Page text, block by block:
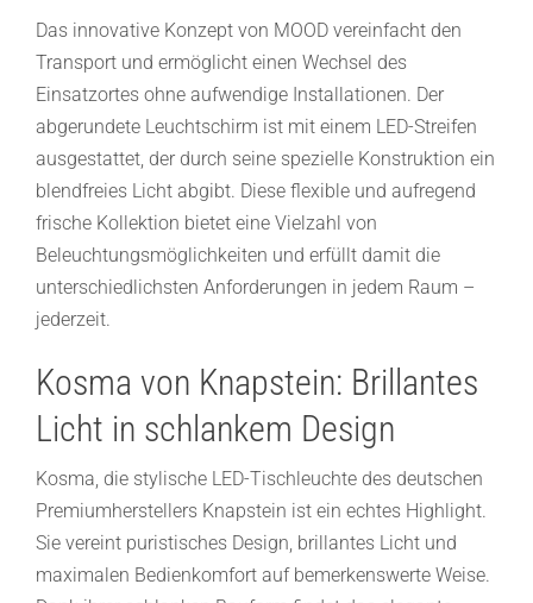
Das innovative Konzept von MOOD vereinfacht den
Transport und ermöglicht einen Wechsel des
Einsatzortes ohne aufwendige Installationen. Der
abgerundete Leuchtschirm ist mit einem LED-Streifen
ausgestattet, der durch seine spezielle Konstruktion ein
blendfreies Licht abgibt. Diese flexible und aufregend
frische Kollektion bietet eine Vielzahl von
Beleuchtungsmöglichkeiten und erfüllt damit die
unterschiedlichsten Anforderungen in jedem Raum –
jederzeit.
Kosma von Knapstein: Brillantes
Licht in schlankem Design
Kosma, die stylische LED-Tischleuchte des deutschen
Premiumherstellers Knapstein ist ein echtes Highlight.
Sie vereint puristisches Design, brillantes Licht und
maximalen Bedienkomfort auf bemerkenswerte Weise.